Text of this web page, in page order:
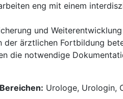
eng mit einem
und
der ärztlichen Fortbildung
die notwendige
Urologe, Urologin,